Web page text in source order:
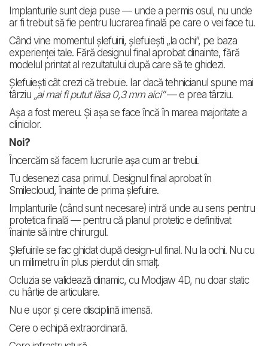
Implanturile sunt deja puse — unde a permis osul, nu unde
ar fi trebuit să fie pentru lucrarea finală pe care o vei face tu.
Când vine momentul șlefuirii, șlefuiești „la ochi”, pe baza
experienței tale. Fără designul final aprobat dinainte, fără
modelul printat al rezultatului după care să te ghidezi.
Șlefuiești cât crezi că trebuie. Iar dacă tehnicianul spune mai
târziu „ai mai fi putut lăsa 0,3 mm aici”— e prea târziu.
Așa a fost mereu. Și așa se face încă în marea majoritate a
clinicilor.
Noi?
Încercăm să facem lucrurile așa cum ar trebui.
Tu desenezi casa primul. Designul final aprobat în
Smilecloud, înainte de prima șlefuire.
Implanturile (când sunt necesare) intră unde au sens pentru
protetica finală — pentru că planul protetic e definitivat
înainte să intre chirurgul.
Șlefuirile se fac ghidat după design-ul final. Nu la ochi. Nu cu
un milimetru în plus pierdut din smalț.
Ocluzia se validează dinamic, cu Modjaw 4D, nu doar static
cu hârtie de articulare.
Nu e ușor și cere disciplină imensă.
Cere o echipă extraordinară.